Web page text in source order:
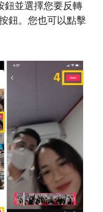
鈕並選擇您要反轉
鈕。您也可以點擊